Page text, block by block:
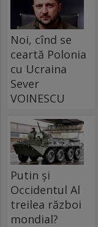
Noi, cînd se
ceartă Polonia
cu Ucraina
Sever
VOINESCU
Putin și
Occidentul Al
treilea război
mondial?